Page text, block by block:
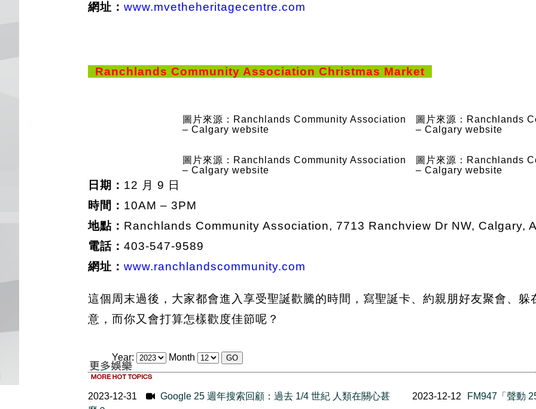
網址： www.mvetheheritagecentre.com
Ranchlands Community Association Christmas Market
圖片來源：Ranchlands Community Association
– Calgary website
圖片來源：Ranchlands
– Calgary website
圖片來源：Ranchlands Community Association
– Calgary website
圖片來源：Ranchlands
– Calgary website
日期： 12 月 9 日
時間： 10AM – 3PM
地點： Ranchlands Community Association, 7713 Ranchview Dr NW, Calgary,
電話： 403-547-9589
網址： www.ranchlandscommunity.com
這個周末過後，大家都會進入享受聖誕歡騰的時間，寫聖誕卡、約親朋好友聚會、
意，而你又會打算怎樣歡度佳節呢？
Year: Month
2023-12-31
Google 25 週年搜索回顧：過去 1/4 世紀 人類在關心甚
2023-12-12 FM947「聲動